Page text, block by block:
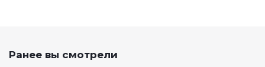
Ранее вы смотрели